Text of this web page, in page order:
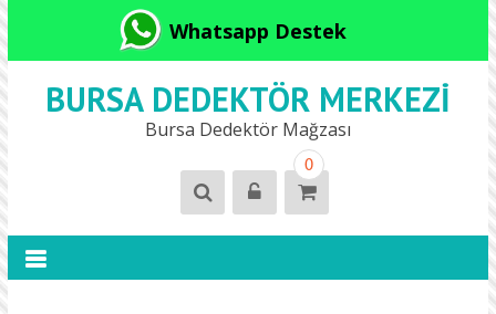
Whatsapp Destek
BURSA DEDEKTÖR MERKEZI
Bursa Dedektör Mağzası
0